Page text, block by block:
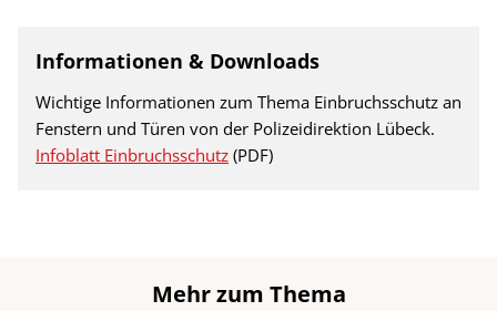
Informationen & Downloads
Wichtige Informationen zum Thema Einbruchsschutz an
Fenstern und Türen von der Polizeidirektion Lübeck.
Infoblatt Einbruchsschutz (PDF)
Mehr zum Thema